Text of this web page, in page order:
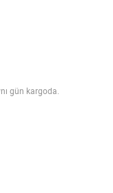
gün kargoda.